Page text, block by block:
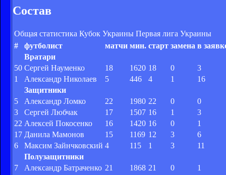
Состав
Общая статистика Кубок Украины Первая лига Украины
#
футболист матчи мин. старт замена в
Вратари
50 Сергей Науменко 18 1620 18 0
3
1
Александр Николаев 5 446 4 1
16
Защитники
5
Александр Ломко 22 1980 22 0
0
3
Сергей Любчак 17 1507 16 1
3
22 Алексей Покосенко 16 1420 16 0
1
17 Данила Мамонов 15 1169 12 3
6
6
Максим Зайнчковский 4 115 1 3
11
Полузащитники
7
Александр Батраченко 21 1868 21 0
1